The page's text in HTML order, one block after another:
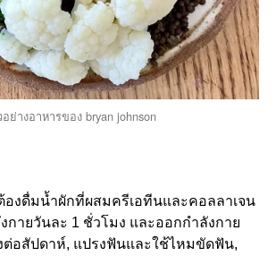
ย่างอาหารของ bryan johnson
องดื่มน้ำผักที่ผสมครีเอทีนและคอลลาเจน
กายวันละ 1 ชั่วโมง และออกกำลังกาย
ต่อสัปดาห์, แปรงฟันและใช้ไหมขัดฟัน,